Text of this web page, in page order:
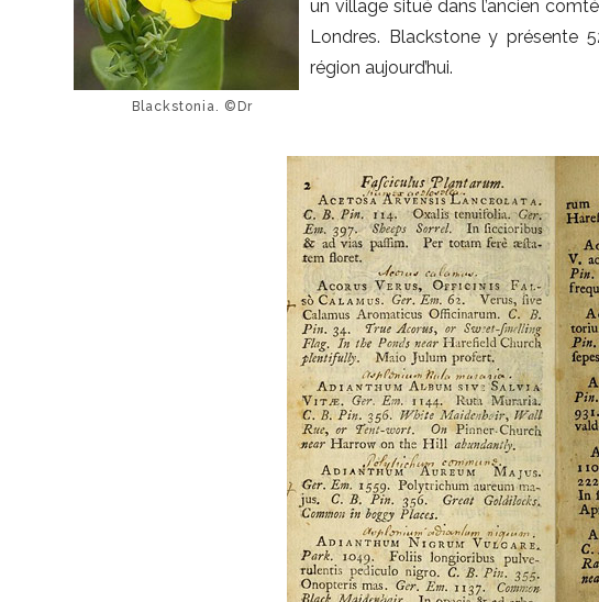
Blackstonia. ©Dr
un village situé dans l’ancien
Londres. Blackstone y présente
région aujourd’hui.